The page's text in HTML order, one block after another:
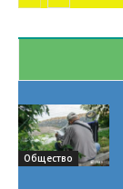
Общество